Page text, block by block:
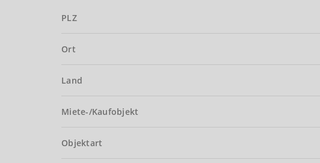
PLZ
Ort
Land
Miete-/Kaufobjekt
Objektart